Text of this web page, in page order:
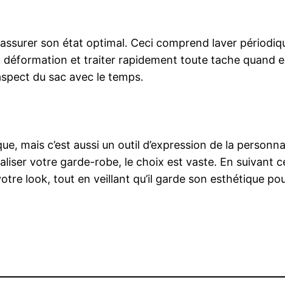
son état optimal. Ceci comprend laver
et traiter rapidement toute tache quand
du sac avec le temps.
mais c’est aussi un outil d’expression de la
votre garde-robe, le choix est vaste. En suivant
look, tout en veillant qu’il garde son esthétique